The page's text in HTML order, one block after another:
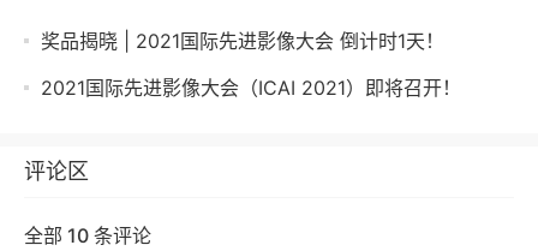
奖品揭晓 | 2021国际先进影像大会 倒计时1天！
2021国际先进影像大会（ICAI 2021）即将召开！
评论区
全部 10 条评论